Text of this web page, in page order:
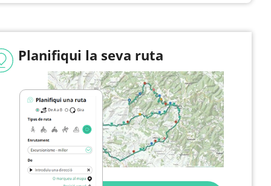
Planifiqui la seva ruta